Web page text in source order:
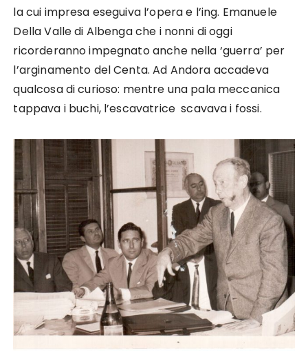
la cui impresa eseguiva l’opera e l’ing. Emanuele
Della Valle di Albenga che i nonni di oggi
ricorderanno impegnato anche nella ‘guerra’ per
l’arginamento del Centa. Ad Andora accadeva
qualcosa di curioso: mentre una pala meccanica
tappava i buchi, l’escavatrice scavava i fossi.